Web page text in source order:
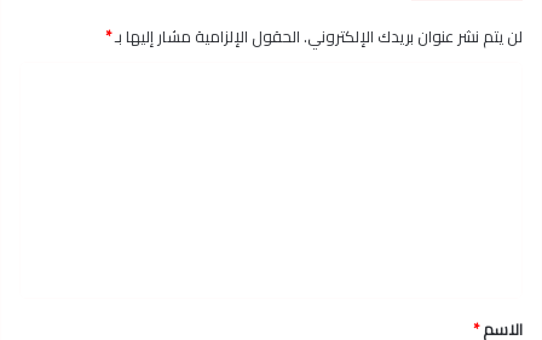
لن يتم نشر عنوان بريدك الإلكتروني.الحقول الإلزامية مشار إليها بـ*
*
الاسم*